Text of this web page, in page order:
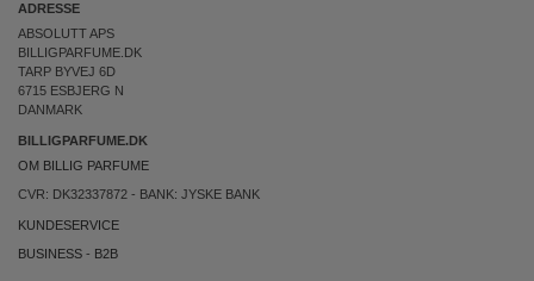
ADRESSE
ABSOLUTT APS
BILLIGPARFUME.DK
TARP BYVEJ 6D
6715 ESBJERG N
DANMARK
BILLIGPARFUME.DK
OM BILLIG PARFUME
CVR: DK32337872 - BANK: JYSKE BANK
KUNDESERVICE
BUSINESS - B2B